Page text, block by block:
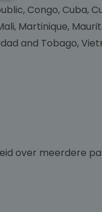
Congo, Cuba,
Martinique,
and Tobago,
over meerdere